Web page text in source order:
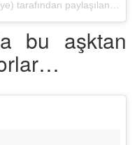
bu aşktan